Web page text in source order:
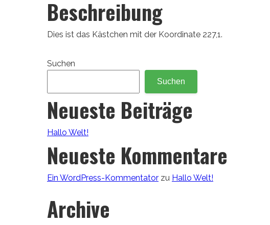
Beschreibung
Dies ist das Kästchen mit der Koordinate 227,1.
Suchen
Suchen
Neueste Beiträge
Hallo Welt!
Neueste Kommentare
Ein WordPress-Kommentator zu Hallo Welt!
Archive